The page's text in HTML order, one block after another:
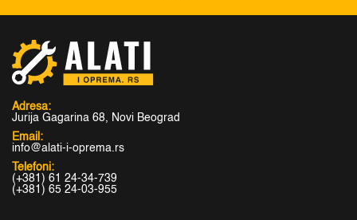
Adresa:
Jurija Gagarina 68, Novi Beograd
Email:
info@alati-i-oprema.rs
Telefoni:
(+381) 61 24-34-739
(+381) 65 24-03-955